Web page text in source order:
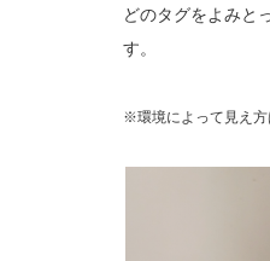
どのタグをよみと
す。
※環境によって見え方